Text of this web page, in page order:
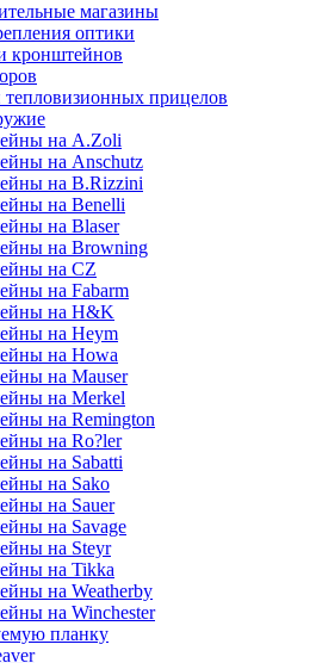
магазины
оптики
кронштейнов
прицелов
на A.Zoli
на Anschutz
на B.Rizzini
на Benelli
на Blaser
на Browning
на CZ
на Fabarm
на H&K
на Heym
на Howa
на Mauser
на Merkel
на Remington
на Ro?ler
на Sabatti
на Sako
на Sauer
на Savage
на Steyr
на Tikka
на Weatherby
на Winchester
планку